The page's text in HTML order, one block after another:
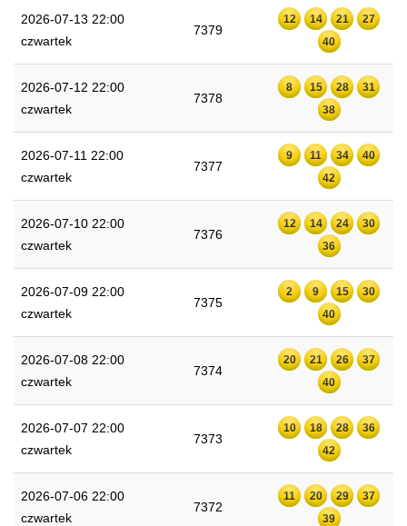
2026-07-13 22:00
czwartek
7379
12 14 21
27
40
2026-07-12 22:00
czwartek
7378
8 15 28
31
38
2026-07-11 22:00
czwartek
7377
9 11 34
40
42
2026-07-10 22:00
czwartek
7376
12 14 24
30
36
2026-07-09 22:00
czwartek
7375
2 9 15
30
40
2026-07-08 22:00
czwartek
7374
20 21 26
37
40
2026-07-07 22:00
czwartek
7373
10 18 28
36
42
2026-07-06 22:00
czwartek
7372
11 20 29
37
39